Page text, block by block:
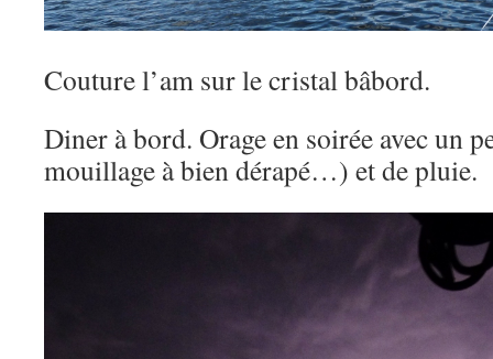
Couture l’am sur le cristal bâbord.
Diner à bord. Orage en soirée avec un
mouillage à bien dérapé…) et de pluie.